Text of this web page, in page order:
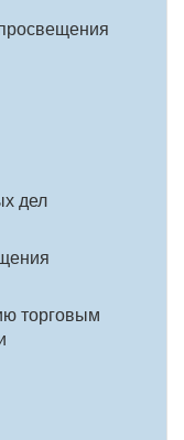
дел
торговым